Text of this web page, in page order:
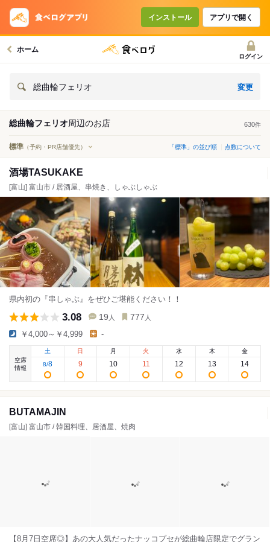
インストール アプリで開く
ホーム
ログイン
総曲輪フェリオ 変更
総曲輪フェリオ周辺のお店 630件
標準 （予約・PR店舗優先） 「標準」の並び順 点数について
酒場TASUKAKE
[富山] 富山市 / 居酒屋、串焼き、しゃぶしゃぶ
県内初の『串しゃぶ』をぜひご堪能ください！！
3.08 19 人 777 人
￥4,000～￥4,999 -
空席
情報
土
8/8
日
9
月
10
火
11
水
12
木
13
金
14
BUTAMAJIN
[富山] 富山市 / 韓国料理、居酒屋、焼肉
【8月7日空席◎】あの大人気だったナッコプセが総曲輪店限定でグラン